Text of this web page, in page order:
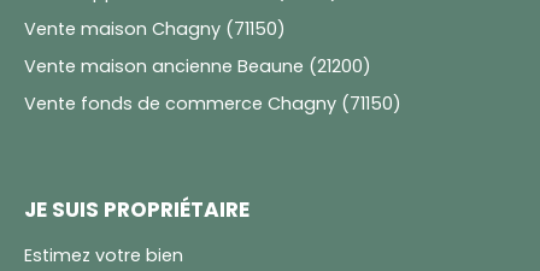
Vente maison Chagny (71150)
Vente maison ancienne Beaune (21200)
Vente fonds de commerce Chagny (71150)
JE SUIS PROPRIÉTAIRE
Estimez votre bien